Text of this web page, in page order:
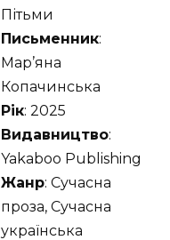
Пітьми
Письменник:
Мар’яна
Копачинська
Рік: 2025
Видавництво:
Yakaboo Publishing
Жанр: Сучасна
проза, Сучасна
українська